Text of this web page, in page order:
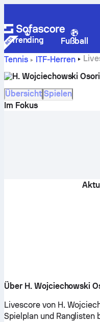
Trending Fußball
Tennis
ITF-Herren
H. Wojciechowski
Übersicht Spielen
Im Fokus
Über H. Wojciechowski
Livescore von H.
Spielplan und Ranglisten